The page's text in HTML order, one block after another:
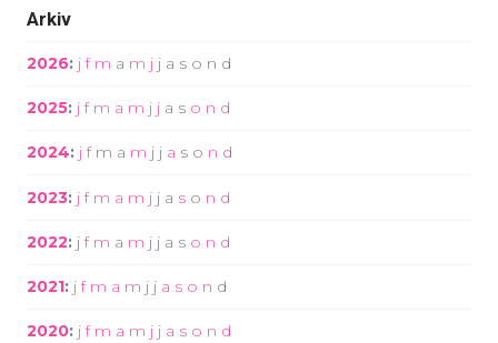
Arkiv
2026: j f m a m j j a s o n d
2025: j f m a m j j a s o n d
2024: j f m a m j j a s o n d
2023: j f m a m j j a s o n d
2022: j f m a m j j a s o n d
2021: j f m a m j j a s o n d
2020: j f m a m j j a s o n d